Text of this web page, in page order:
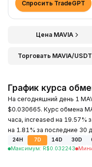
Спросить TradeGPT
Цена MAVIA
Торговать MAVIA/USDT
График курса
На сегодняшний день 1
$0.030665. Курс обмена
часа, increased на 19.57%
на 1.81% за последние 30
24H 7D 14D 30D
Максимум: R$0.032243